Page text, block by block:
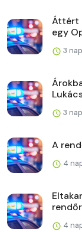
Áttért
egy
3
3
A
4
4